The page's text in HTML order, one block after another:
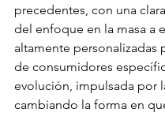
precedentes, con una
del enfoque en la masa a
altamente personalizadas
de consumidores
evolución, impulsada por
cambiando la forma en